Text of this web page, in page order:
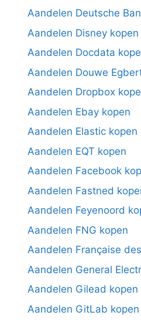
Aandelen Deutsche
Aandelen Disney kopen
Aandelen Docdata
Aandelen Douwe
Aandelen Dropbox
Aandelen Ebay kopen
Aandelen Elastic kopen
Aandelen EQT kopen
Aandelen Facebook
Aandelen Fastned
Aandelen Feyenoord
Aandelen FNG kopen
Aandelen Française
Aandelen General
Aandelen Gilead kopen
Aandelen GitLab kopen